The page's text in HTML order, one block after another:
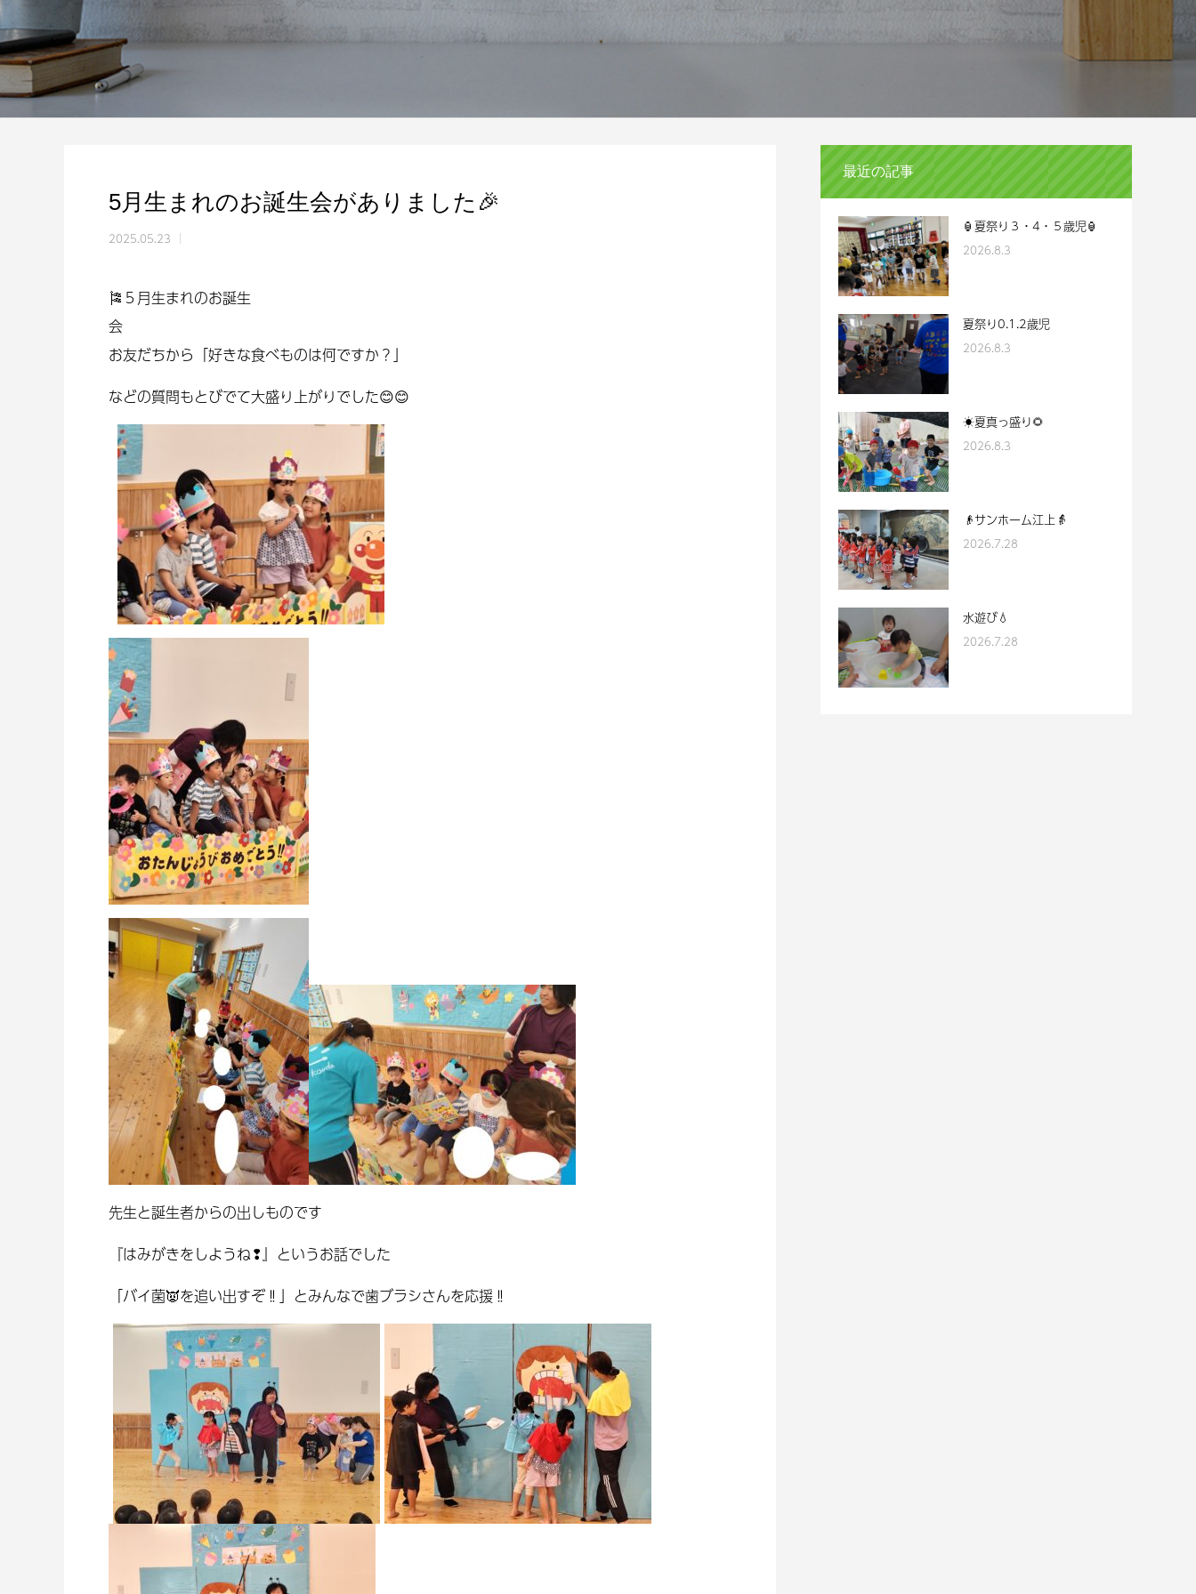
5月生まれのお誕生会がありました🎉
2025.05.23
🎏５月生まれのお誕生
会
お友だちから「好きな食べものは何ですか？」
などの質問もとびでて大盛り上がりでした😊😊
先生と誕生者からの出しものです
『はみがきをしようね❢』というお話でした
「バイ菌👿を追い出すぞ‼」とみんなで歯ブラシさんを応援‼
最近の記事
🏮夏祭り３・4・５歳児🏮
2026.8.3
夏祭り0.1.2歳児
2026.8.3
☀夏真っ盛り🌻
2026.8.3
👴サンホーム江上👵
2026.7.28
水遊び💧
2026.7.28